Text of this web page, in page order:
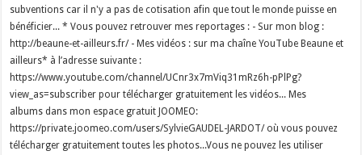
subventions car il n'y a pas de cotisation afin que tout le monde puisse en
bénéficier... * Vous pouvez retrouver mes reportages : - Sur mon blog :
http://beaune-et-ailleurs.fr/ - Mes vidéos : sur ma chaîne YouTube Beaune et
ailleurs* à l’adresse suivante :
https://www.youtube.com/channel/UCnr3x7mViq31mRz6h-pPlPg?
view_as=subscriber pour télécharger gratuitement les vidéos... Mes
albums dans mon espace gratuit JOOMEO:
https://private.joomeo.com/users/SylvieGAUDEL-JARDOT/ où vous pouvez
télécharger gratuitement toutes les photos...Vous ne pouvez les utiliser